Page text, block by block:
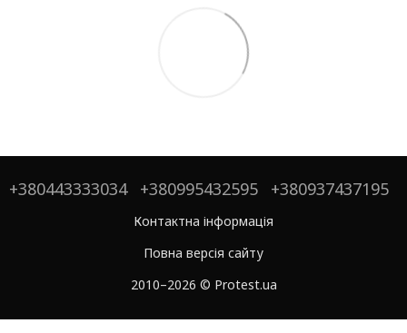
+380443333034 +380995432595 +380937437195
Контактна інформація
Повна версія сайту
2010–2026 © Protest.ua